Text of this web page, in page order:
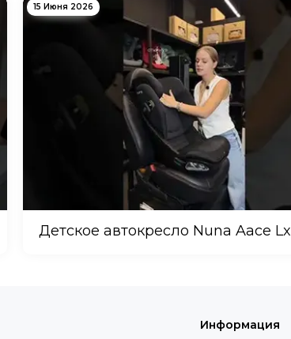
15 Июня 2026
Детское автокресло Nuna Aace Lx
Информация